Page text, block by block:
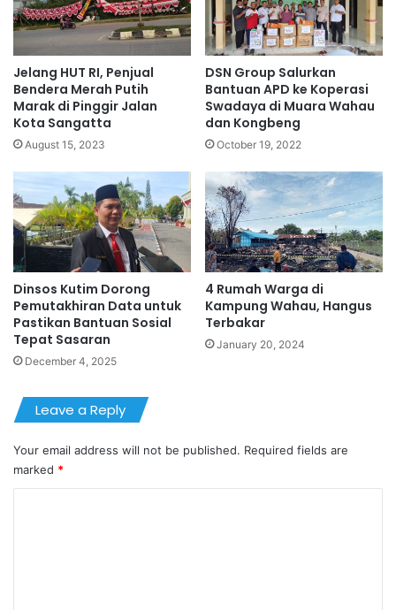
Jelang HUT RI, Penjual
Bendera Merah Putih
Marak di Pinggir Jalan
Kota Sangatta
August 15, 2023
DSN Group Salurkan
Bantuan APD ke Koperasi
Swadaya di Muara Wahau
dan Kongbeng
October 19, 2022
Dinsos Kutim Dorong
Pemutakhiran Data untuk
Pastikan Bantuan Sosial
Tepat Sasaran
December 4, 2025
4 Rumah Warga di
Kampung Wahau, Hangus
Terbakar
January 20, 2024
Leave a Reply
Your email address will not be published. Required fields are
marked *